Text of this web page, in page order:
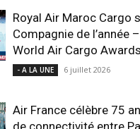
Royal Air Maroc Cargo
Compagnie de l’année
World Air Cargo Awards
- A LA UNE 6 juillet 2026
Air France célèbre 75
de connectivité entre